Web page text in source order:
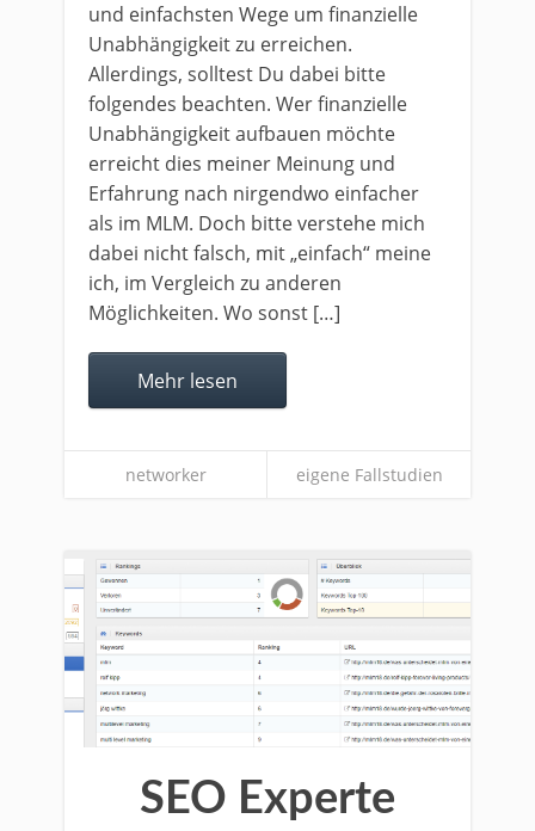
und einfachsten Wege um finanzielle
Unabhängigkeit zu erreichen.
Allerdings, solltest Du dabei bitte
folgendes beachten. Wer finanzielle
Unabhängigkeit aufbauen möchte
erreicht dies meiner Meinung und
Erfahrung nach nirgendwo einfacher
als im MLM. Doch bitte verstehe mich
dabei nicht falsch, mit „einfach“ meine
ich, im Vergleich zu anderen
Möglichkeiten. Wo sonst […]
Mehr lesen
networker eigene Fallstudien
SEO Experte